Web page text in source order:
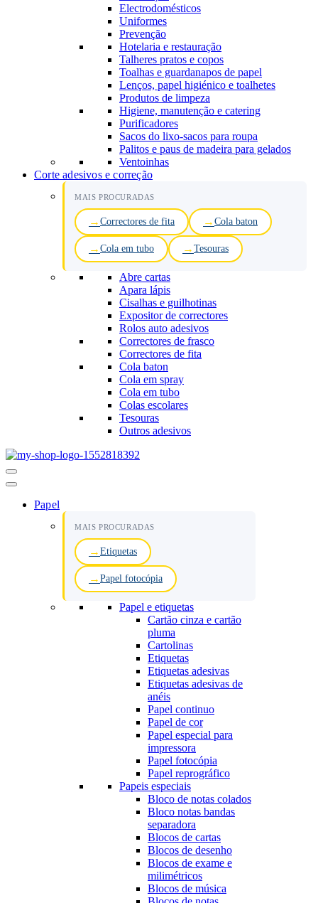
Electrodomésticos
Uniformes
Prevenção
Hotelaria e restauração
Talheres pratos e copos
Toalhas e guardanapos de papel
Lenços, papel higiénico e toalhetes
Produtos de limpeza
Higiene, manutenção e catering
Purificadores
Sacos do lixo-sacos para roupa
Palitos e paus de madeira para gelados
Ventoinhas
Corte adesivos e correção
MAIS PROCURADAS
Correctores de fita Cola baton
Cola em tubo Tesouras
Abre cartas
Apara lápis
Cisalhas e guilhotinas
Expositor de correctores
Rolos auto adesivos
Correctores de frasco
Correctores de fita
Cola baton
Cola em spray
Cola em tubo
Colas escolares
Tesouras
Outros adesivos
Menu
de
Papel
MAIS PROCURADAS
Etiquetas
Papel fotocópia
Papel e etiquetas
Cartão cinza e cartão
pluma
Cartolinas
Etiquetas
Etiquetas adesivas
Etiquetas adesivas de
anéis
Papel continuo
Papel de cor
Papel especial para
impressora
Papel fotocópia
Papel reprográfico
Papeis especiais
Bloco de notas colados
Bloco notas bandas
separadora
Blocos de cartas
Blocos de desenho
Blocos de exame e
milimétricos
Blocos de música